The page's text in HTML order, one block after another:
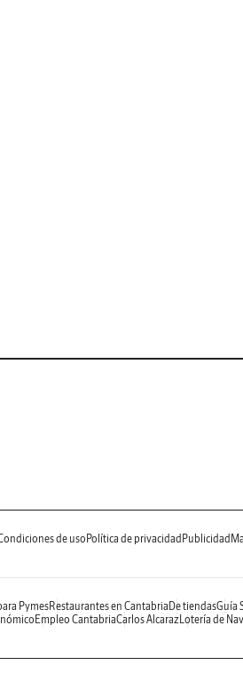
de usoPolítica de privacidad Publicidad
PymesRestaurantes en Cantabria De tiendasGuía
Empleo CantabriaCarlos AlcarazLotería de